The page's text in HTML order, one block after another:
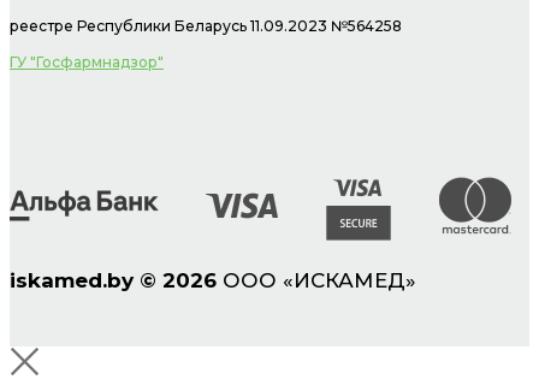
реестре Республики Беларусь 11.09.2023 №564258
ГУ "Госфармнадзор"
iskamed.by © 2026 ООО «ИСКАМЕД»